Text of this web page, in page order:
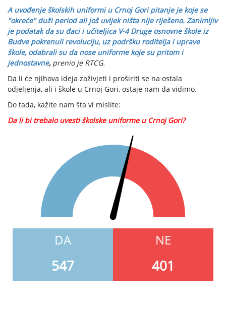
A uvođenje školskih uniformi u Crnoj Gori pitanje je koje se
"okreće" duži period ali još uvijek ništa nije riješeno. Zanimljiv
je podatak da su đaci i učiteljica V-4 Druge osnovne škole iz
Budve pokrenuli revoluciju, uz podršku roditelja i uprave
škole, odabrali su da nose uniforme koje su pritom i
jednostavne, prenio je RTCG.
Da li će njihova ideja zaživjeti i proširiti se na ostala
odjeljenja, ali i škole u Crnoj Gori, ostaje nam da vidimo.
Do tada, kažite nam šta vi mislite:
Da li bi trebalo uvesti školske uniforme u Crnoj Gori?
DA
547
NE
401